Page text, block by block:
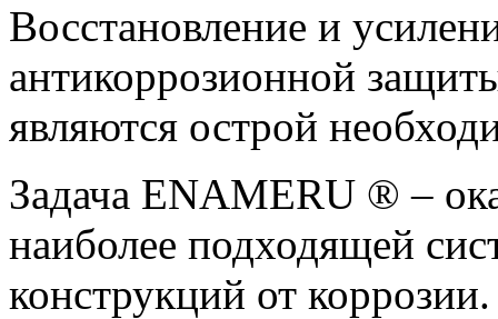
Восстановление и
антикоррозионной
являются острой
Задача ENAMERU ® –
наиболее подходящей
конструкций от коррозии.